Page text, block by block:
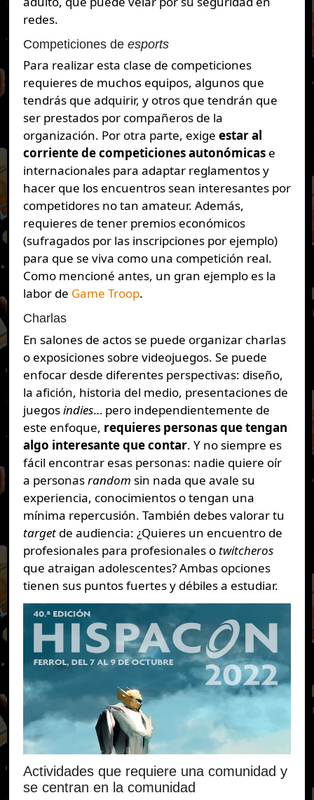
redes.
Competiciones de esports
Para realizar esta clase de competiciones
requieres de muchos equipos, algunos que
tendrás que adquirir, y otros que tendrán que
ser prestados por compañeros de la
organización. Por otra parte, exige estar al
corriente de competiciones autonómicase
internacionales para adaptar reglamentos y
hacer que los encuentros sean interesantes por
competidores no tan amateur. Además,
requieres de tener premios económicos
(sufragados por las inscripciones por ejemplo)
para que se viva como una competición real.
Como mencioné antes, un gran ejemplo es la
labor de Game Troop.
Charlas
En salones de actos se puede organizar charlas
o exposiciones sobre videojuegos. Se puede
enfocar desde diferentes perspectivas: diseño,
la afición, historia del medio, presentaciones de
juegosindies… pero independientemente de
este enfoque, requieres personas que tengan
algo interesante que contar. Y no siempre es
fácil encontrar esas personas: nadie quiere oír
a personasrandom sin nada que avale su
experiencia, conocimientos o tengan una
mínima repercusión. También debes valorar tu
targetde audiencia: ¿Quieres un encuentro de
profesionales para profesionales o twitcheros
que atraigan adolescentes? Ambas opciones
tienen sus puntos fuertes y débiles a estudiar.
Actividades que requiere una comunidad y
se centran en la comunidad